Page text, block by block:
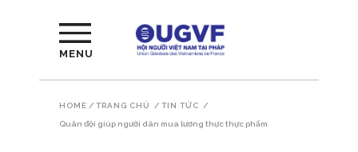
MENU
HOME / TRANG CHỦ / TIN TỨC /
Quân đội giúp người dân mua lương thực thực phẩm